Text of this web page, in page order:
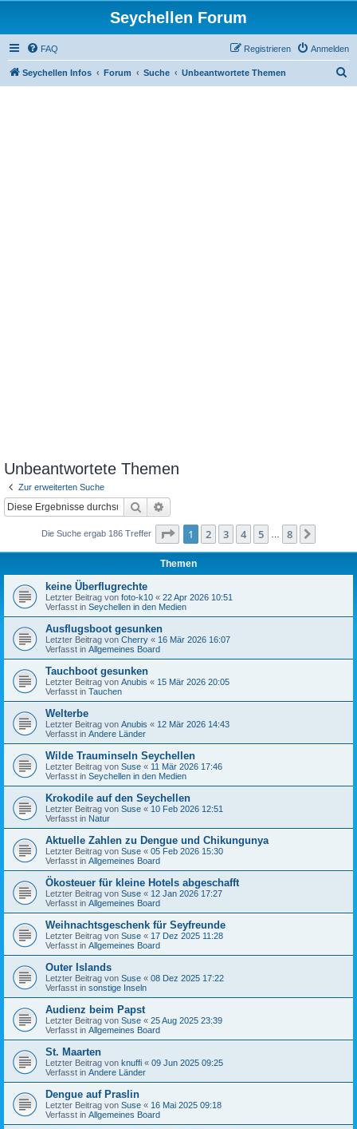
Seychellen Forum
FAQ Anmelden
Registrieren
Seychellen Infos Forum Suche Unbeantwortete Themen
Unbeantwortete Themen
Zur erweiterten Suche
Suche
Die Suche ergab 186 Treffer Seite 1von
1 2 3 4 5 8
Themen
keine Überflugrechte
Letzter Beitrag von foto-k10 « 22 Apr 2026 10:51
Verfasst in Seychellen in den Medien
Ausflugsboot gesunken
Letzter Beitrag von Cherry « 16 Mär 2026 16:07
Verfasst in Allgemeines Board
Tauchboot gesunken
Letzter Beitrag von Anubis « 15 Mär 2026 20:05
Verfasst in Tauchen
Welterbe
Letzter Beitrag von Anubis « 12 Mär 2026 14:43
Verfasst in Andere Länder
Wilde Trauminseln Seychellen
Letzter Beitrag von Suse « 11 Mär 2026 17:46
Verfasst in Seychellen in den Medien
Krokodile auf den Seychellen
Letzter Beitrag von Suse « 10 Feb 2026 12:51
Verfasst in Natur
Aktuelle Zahlen zu Dengue und Chikungunya
Letzter Beitrag von Suse « 05 Feb 2026 15:30
Verfasst in Allgemeines Board
Ökosteuer für kleine Hotels abgeschafft
Letzter Beitrag von Suse « 12 Jan 2026 17:27
Verfasst in Allgemeines Board
Weihnachtsgeschenk für Seyfreunde
Letzter Beitrag von Suse « 17 Dez 2025 11:28
Verfasst in Allgemeines Board
Outer Islands
Letzter Beitrag von Suse « 08 Dez 2025 17:22
Verfasst in sonstige Inseln
Audienz beim Papst
Letzter Beitrag von Suse « 25 Aug 2025 23:39
Verfasst in Allgemeines Board
St. Maarten
Letzter Beitrag von knuffi « 09 Jun 2025 09:25
Verfasst in Andere Länder
Dengue auf Praslin
Letzter Beitrag von Suse « 16 Mai 2025 09:18
Verfasst in Allgemeines Board